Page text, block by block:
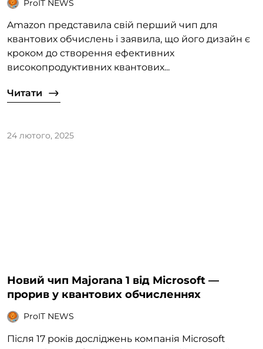
ProIT NEWS
Amazon представила свій перший чип для
квантових обчислень і заявила, що його дизайн є
кроком до створення ефективних
високопродуктивних квантових...
Читати
24 лютого, 2025
Новий чип Majorana 1 від Microsoft —
прорив у квантових обчисленнях
ProIT NEWS
Після 17 років досліджень компанія Microsoft